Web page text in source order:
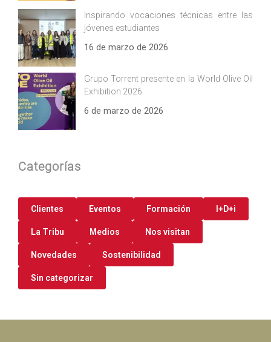
Inspirando vocaciones técnicas entre las
jóvenes estudiantes
16 de marzo de 2026
Grupo Torrent presente en la World Olive Oil
Exhibition 2026
6 de marzo de 2026
Categorías
Clientes Eventos Formación I+D+i
La Tribu Medios Nos visitan
Novedades Sostenibilidad
Sin categorizar